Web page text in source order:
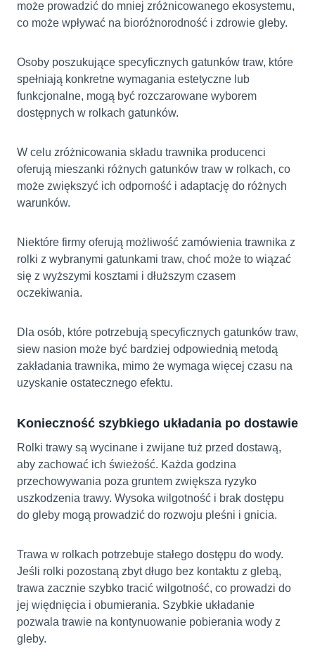
może prowadzić do mniej zróżnicowanego ekosystemu,
co może wpływać na bioróżnorodność i zdrowie gleby.
Osoby poszukujące specyficznych gatunków traw, które
spełniają konkretne wymagania estetyczne lub
funkcjonalne, mogą być rozczarowane wyborem
dostępnych w rolkach gatunków.
W celu zróżnicowania składu trawnika producenci
oferują mieszanki różnych gatunków traw w rolkach, co
może zwiększyć ich odporność i adaptację do różnych
warunków.
Niektóre firmy oferują możliwość zamówienia trawnika z
rolki z wybranymi gatunkami traw, choć może to wiązać
się z wyższymi kosztami i dłuższym czasem
oczekiwania.
Dla osób, które potrzebują specyficznych gatunków traw,
siew nasion może być bardziej odpowiednią metodą
zakładania trawnika, mimo że wymaga więcej czasu na
uzyskanie ostatecznego efektu.
Konieczność szybkiego układania po dostawie
Rolki trawy są wycinane i zwijane tuż przed dostawą,
aby zachować ich świeżość. Każda godzina
przechowywania poza gruntem zwiększa ryzyko
uszkodzenia trawy. Wysoka wilgotność i brak dostępu
do gleby mogą prowadzić do rozwoju pleśni i gnicia.
Trawa w rolkach potrzebuje stałego dostępu do wody.
Jeśli rolki pozostaną zbyt długo bez kontaktu z glebą,
trawa zacznie szybko tracić wilgotność, co prowadzi do
jej więdnięcia i obumierania. Szybkie układanie
pozwala trawie na kontynuowanie pobierania wody z
gleby.